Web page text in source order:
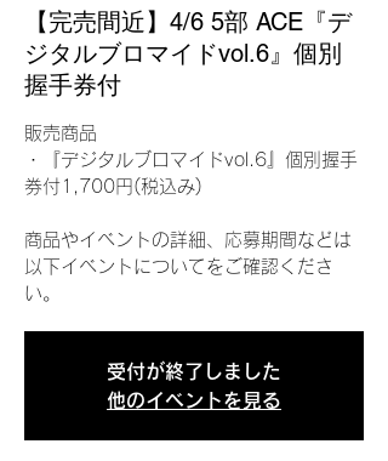
【完売間近】4/6 5部 ACE『デ
ジタルブロマイドvol.6』個別
握手券付
販売商品
・『デジタルブロマイドvol.6』個別握手
券付1,700円(税込み)
商品やイベントの詳細、応募期間などは
以下イベントについてをご確認くださ
い。
受付が終了しました
他のイベントを見る